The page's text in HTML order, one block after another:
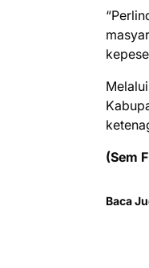
(Sem
Baca